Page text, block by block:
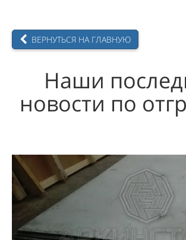
ВЕРНУТЬСЯ НА ГЛАВНУЮ
Наши
новости по